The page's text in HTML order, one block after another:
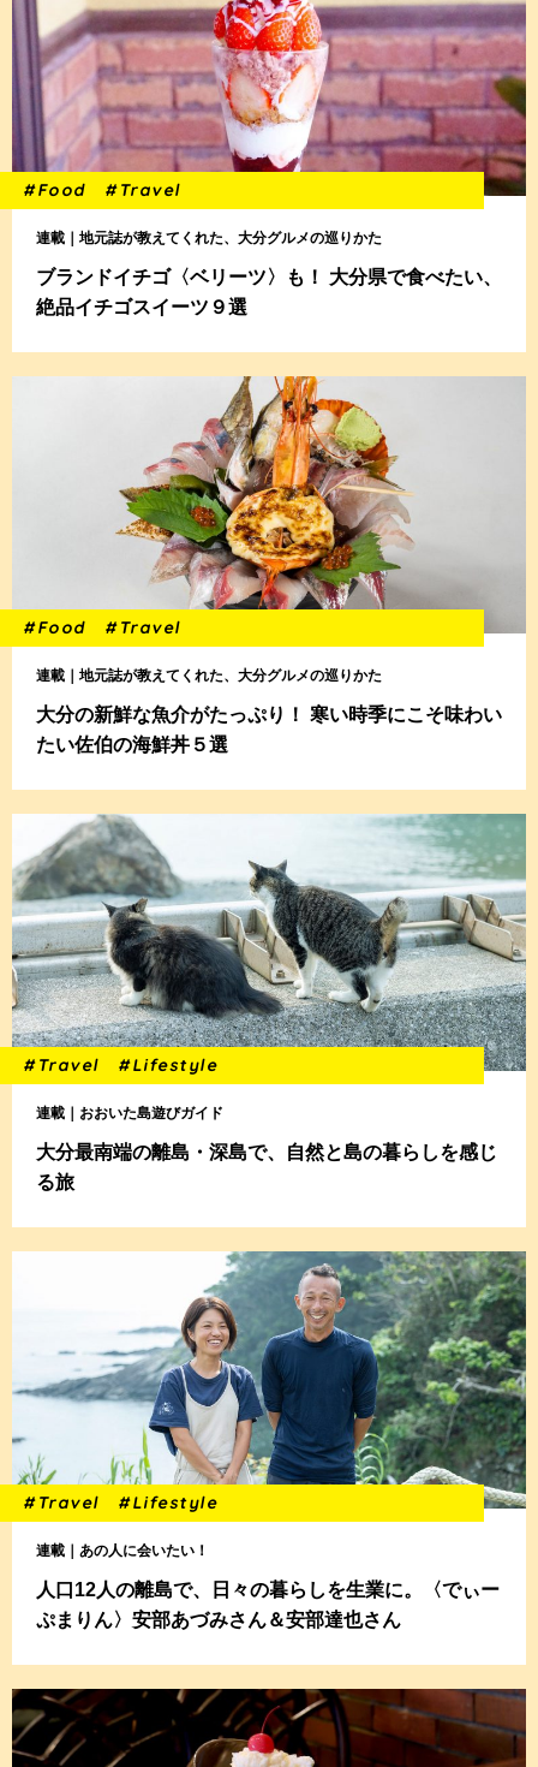
#Food #Travel
連載｜地元誌が教えてくれた、大分グルメの巡りかた
ブランドイチゴ〈ベリーツ〉も！ 大分県で食べたい、
絶品イチゴスイーツ９選
#Food #Travel
連載｜地元誌が教えてくれた、大分グルメの巡りかた
大分の新鮮な魚介がたっぷり！ 寒い時季にこそ味わい
たい佐伯の海鮮丼５選
#Travel #Lifestyle
連載｜おおいた島遊びガイド
大分最南端の離島・深島で、自然と島の暮らしを感じ
る旅
#Travel #Lifestyle
連載｜あの人に会いたい！
人口12人の離島で、日々の暮らしを生業に。〈でぃー
ぷまりん〉安部あづみさん＆安部達也さん